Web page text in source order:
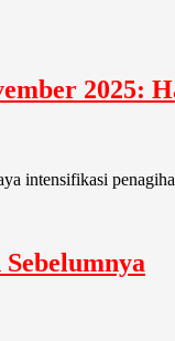
2025:
intensifikasi